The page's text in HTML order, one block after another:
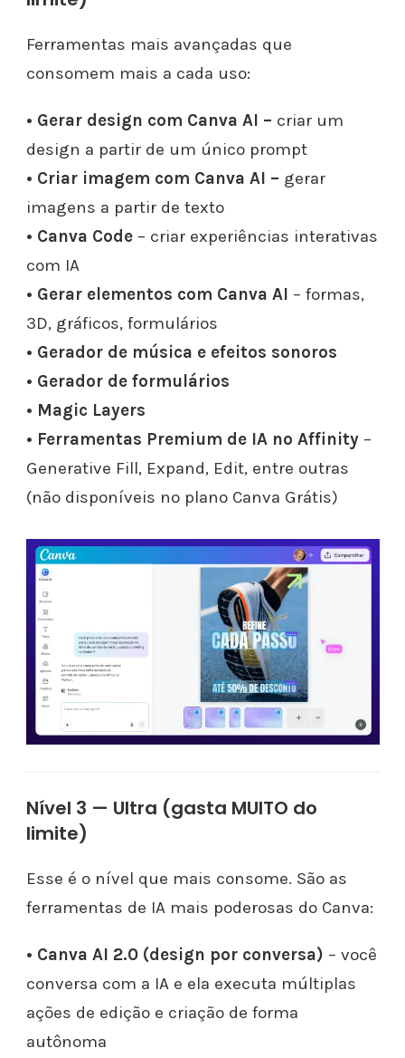
Ferramentas mais avançadas que
consomem mais a cada uso:
• Gerar design com Canva AI – criar um
design a partir de um único prompt
• Criar imagem com Canva AI – gerar
imagens a partir de texto
• Canva Code– criar experiências interativas
com IA
• Gerar elementos com Canva AI – formas,
3D, gráficos, formulários
• Gerador de música e efeitos sonoros
• Gerador de formulários
• Magic Layers
• Ferramentas Premium de IA no Affinity–
Generative Fill, Expand, Edit, entre outras
(não disponíveis no plano Canva Grátis)
Nível 3 — Ultra (gasta MUITO do
limite)
Esse é o nível que mais consome. São as
ferramentas de IA mais poderosas do Canva:
• Canva AI 2.0 (design por conversa) – você
conversa com a IA e ela executa múltiplas
ações de edição e criação de forma
autônoma